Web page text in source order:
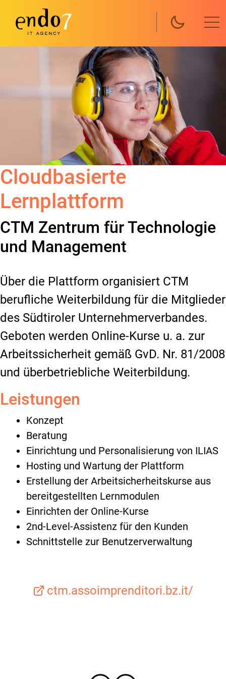
Cloudbasierte
Lernplattform
CTM Zentrum für Technologie
und Management
Über die Plattform organisiert CTM
berufliche Weiterbildung für die Mitglieder
des Südtiroler Unternehmerverbandes.
Geboten werden Online-Kurse u. a. zur
Arbeitssicherheit gemäß GvD. Nr. 81/2008
und überbetriebliche Weiterbildung.
Leistungen
Konzept
Beratung
Einrichtung und Personalisierung von ILIAS
Hosting und Wartung der Plattform
Erstellung der Arbeitsicherheitskurse aus
bereitgestellten Lernmodulen
Einrichten der Online-Kurse
2nd-Level-Assistenz für den Kunden
Schnittstelle zur Benutzerverwaltung
ctm.assoimprenditori.bz.it/